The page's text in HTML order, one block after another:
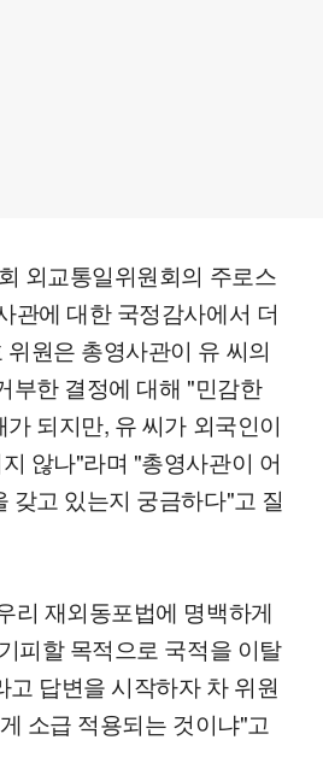
외교통일위원회의 주로스
관에 대한 국정감사에서 더
원은 총영사관이 유 씨의
부한 결정에 대해 "민감한
되지만, 유 씨가 외국인이
않나"라며 "총영사관이 어
갖고 있는지 궁금하다"고 질
리 재외동포법에 명백하게
피할 목적으로 국적을 이탈
답변을 시작하자 차 위원
소급 적용되는 것이냐"고